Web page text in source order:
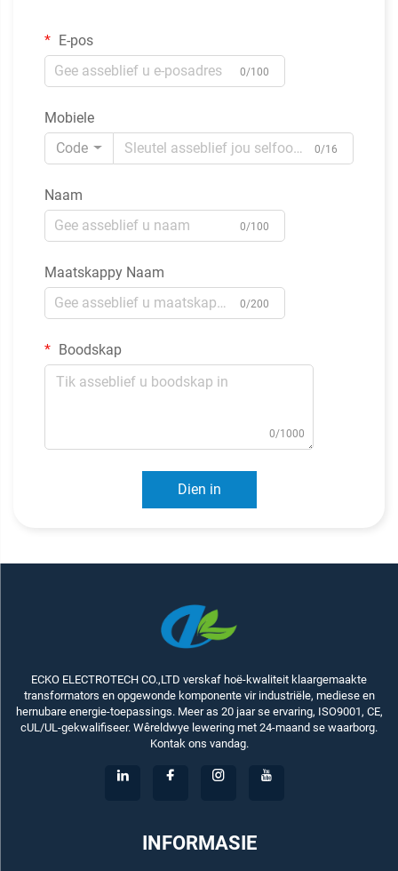
E-pos
0/100
Mobiele
Code
0/16
Naam
0/100
Maatskappy Naam
0/200
Boodskap
0/1000
Dien in
ECKO ELECTROTECH CO.,LTD verskaf hoë-kwaliteit klaargemaakte
transformators en opgewonde komponente vir industriële, mediese en
hernubare energie-toepassings. Meer as 20 jaar se ervaring, ISO9001, CE,
cUL/UL-gekwalifiseer. Wêreldwye lewering met 24-maand se waarborg.
Kontak ons vandag.
INFORMASIE